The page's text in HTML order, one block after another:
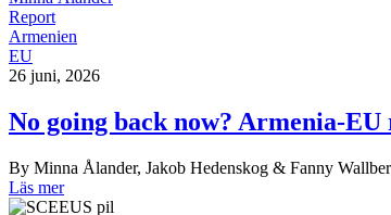
Report
Armenien
EU
26 juni, 2026
No going back now? Armenia-
By Minna Ålander, Jakob Hedenskog & Fanny
Läs mer